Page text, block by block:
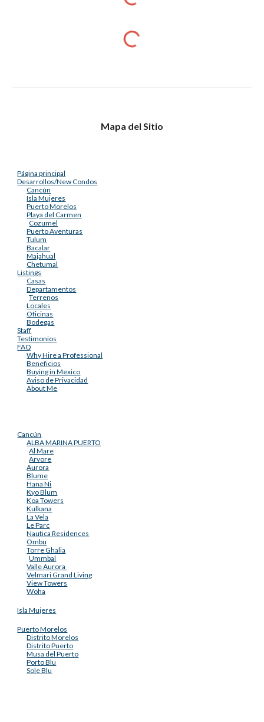
Mapa del Sitio
Página principal
Desarrollos/New Condos
Cancún
Isla Mujeres
Puerto Morelos
Playa del Carmen
Cozumel
Puerto Aventuras
Tulum
Bacalar
Majahual
Chetumal
Listings
Casas
Departamentos
Terrenos
Locales
Oficinas
Bodegas
Staff
Testimonios
FAQ
Why Hire a Professional
Beneficios
Buying in Mexico
Aviso de Privacidad
About Me
Cancún
ALBA MARINA PUERTO
Al Mare
Arvore
Aurora
Blume
Hana Ni
Kyo Blum
Koa Towers
Kulkana
La Vela
Le Parc
Nautica Residences
Ombu
Torre Ghalia
Ummbal
Valle Aurora
Velmari Grand Living
View Towers
Woha
Isla Mujeres
Puerto Morelos
Distrito Morelos
Distrito Puerto
Musa del Puerto
Porto Blu
Sole Blu